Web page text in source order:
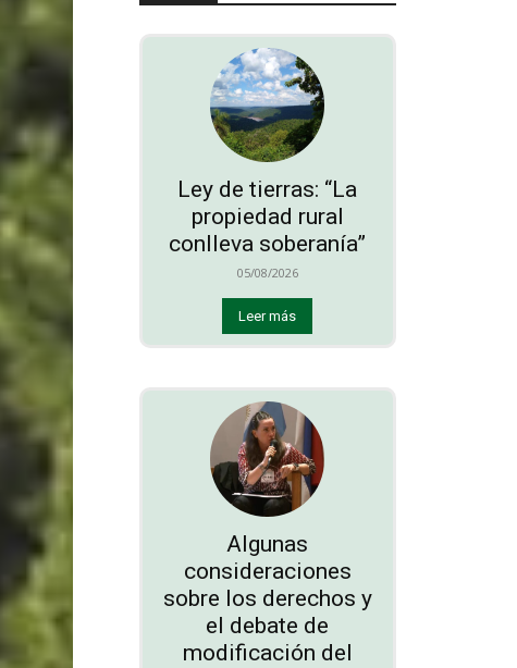
Ley de tierras: “La
propiedad rural
conlleva soberanía”
05/08/2026
Leer más
Algunas
consideraciones
sobre los derechos y
el debate de
modificación del